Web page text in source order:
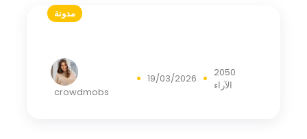
مدونة
crowdmobs
19/03/2026
2050
الآراء